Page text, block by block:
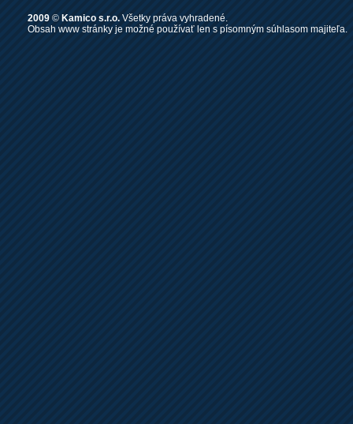
2009 © Kamico s.r.o. Všetky práva vyhradené.
Obsah www stránky je možné používať len s písomným súhlasom majiteľa.